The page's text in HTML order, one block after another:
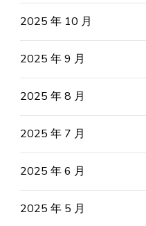
2025 年 10 月
2025 年 9 月
2025 年 8 月
2025 年 7 月
2025 年 6 月
2025 年 5 月